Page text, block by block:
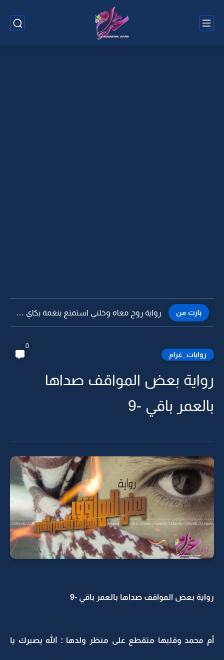
بارت من رواية روح معاه وخلني استمتع بنغمة بكاي -96
روايات_غرام
0
رواية بعض المواقف صداها
بالعمر باقي -9
رواية بعض المواقف صداها بالعمر باقي -9
أم محمد وقلبها متقطع على منظر ولدها : الله يصبرك يا